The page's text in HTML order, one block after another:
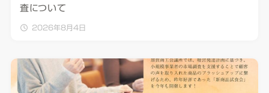
査について
2026年8月4日